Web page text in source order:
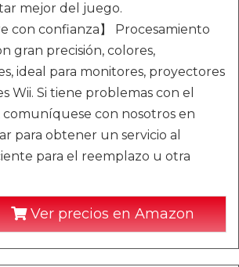
mejor del juego.
con confianza】 Procesamiento
gran precisión, colores,
ideal para monitores, proyectores
Wii. Si tiene problemas con el
comuníquese con nosotros en
para obtener un servicio al
para el reemplazo u otra
Ver precios en Amazon